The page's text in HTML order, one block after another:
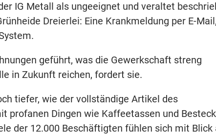
IG Metall als ungeeignet und veraltet
Dreierlei: Eine Krankmeldung per E-
geführt, was die Gewerkschaft streng
in Zukunft reichen, fordert sie.
tiefer, wie der vollständige Artikel des
profanen Dingen wie Kaffeetassen und Besteck
der 12.000 Beschäftigten fühlen sich mit Blick